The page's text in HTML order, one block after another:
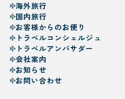
海外旅行
国内旅行
お客様からのお便り
トラベルコンシェルジュ
トラベルアンバサダー
会社案内
お知らせ
お問い合わせ